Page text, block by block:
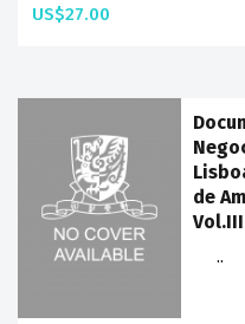
US$27.00
de
..